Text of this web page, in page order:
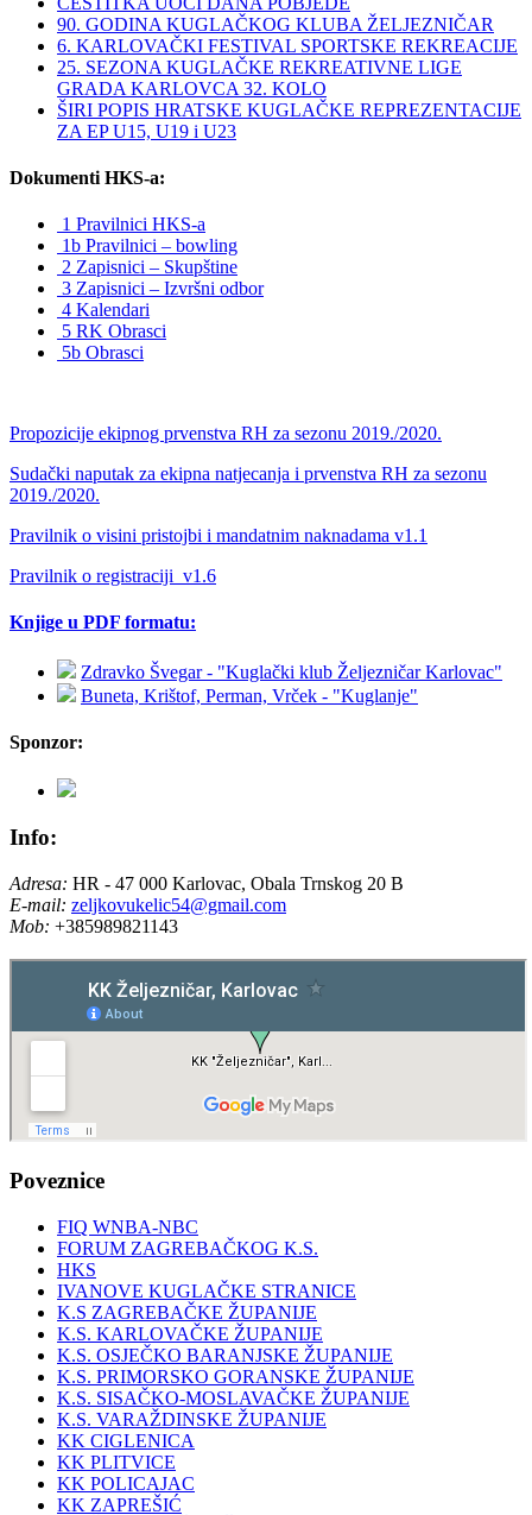
90. GODINA KUGLAČKOG KLUBA ŽELJEZNIČAR
6. KARLOVAČKI FESTIVAL SPORTSKE REKREACIJE
25. SEZONA KUGLAČKE REKREATIVNE LIGE
GRADA KARLOVCA 32. KOLO
ŠIRI POPIS HRATSKE KUGLAČKE REPREZENTACIJE
ZA EP U15, U19 i U23
Dokumenti HKS-a:
1 Pravilnici HKS-a
1b Pravilnici – bowling
2 Zapisnici – Skupštine
3 Zapisnici – Izvršni odbor
4 Kalendari
5 RK Obrasci
5b Obrasci
Propozicije ekipnog prvenstva RH za sezonu 2019./2020.
Sudački naputak za ekipna natjecanja i prvenstva RH za sezonu
2019./2020.
Pravilnik o visini pristojbi i mandatnim naknadama v1.1
Pravilnik o registraciji_v1.6
Knjige u PDF formatu:
Zdravko Švegar - "Kuglački klub Željezničar Karlovac"
Buneta, Krištof, Perman, Vrček - "Kuglanje"
Sponzor:
Info:
Adresa: HR - 47 000 Karlovac, Obala Trnskog 20 B
E-mail: zeljkovukelic54@gmail.com
Mob: +385989821143
Poveznice
FIQ WNBA-NBC
FORUM ZAGREBAČKOG K.S.
HKS
IVANOVE KUGLAČKE STRANICE
K.S ZAGREBAČKE ŽUPANIJE
K.S. KARLOVAČKE ŽUPANIJE
K.S. OSJEČKO BARANJSKE ŽUPANIJE
K.S. PRIMORSKO GORANSKE ŽUPANIJE
K.S. SISAČKO-MOSLAVAČKE ŽUPANIJE
K.S. VARAŽDINSKE ŽUPANIJE
KK CIGLENICA
KK PLITVICE
KK POLICAJAC
KK ZAPREŠIĆ